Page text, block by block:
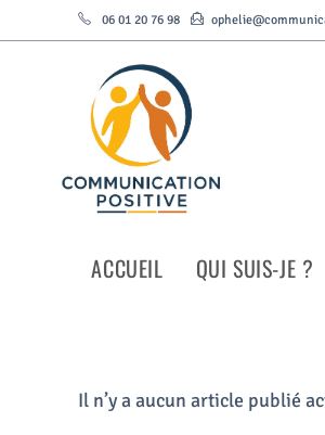
06 01 20 76 98
ACCUEIL QUI SUIS-JE ?
Il n’y a aucun article publié